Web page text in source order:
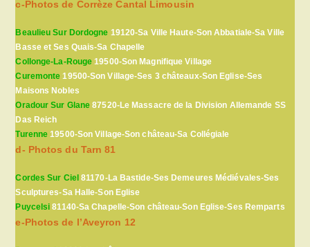
c-Photos de Corrèze Cantal Limousin
Beaulieu Sur Dordogne 19120-Sa Ville Haute-Son Abbatiale-Sa Ville
Basse et Ses Quais-Sa Chapelle
Collonge-La-Rouge 19500-Son Magnifique Village
Curemonte 19500-Son Village-Ses 3 châteaux-Son Eglise-Ses
Maisons Nobles
Oradour Sur Glane 87520-Le Massacre de la Division Allemande SS
Das Reich
Turenne 19500-Son Village-Son château-Sa Collégiale
d- Photos du Tarn 81
Cordes Sur Ciel81170-La Bastide-Ses Demeures Médiévales-Ses
Sculptures-Sa Halle-Son Eglise
Puycelsi 81140-Sa Chapelle-Son château-Son Eglise-Ses Remparts
e-Photos de l’Aveyron 12